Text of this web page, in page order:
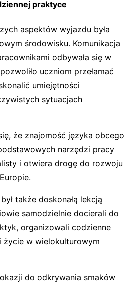
praktyce
aspektów wyjazdu była
środowisku. Komunikacja
odbywała się w
uczniom przełamać
umiejętności
sytuacjach
że znajomość języka obcego
narzędzi pracy
i otwiera drogę do rozwoju
także doskonałą lekcją
samodzielnie docierali do
organizowali codzienne
życie w wielokulturowym
do odkrywania smaków